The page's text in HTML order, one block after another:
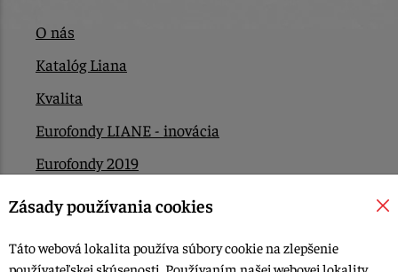
O nás
Katalóg Liana
Kvalita
Eurofondy LIANE - inovácia
Eurofondy 2019
Eurofondy 2022/2023
Kontakt
Zásady používania cookies
Táto webová lokalita používa súbory cookie na zlepšenie
používateľskej skúsenosti. Používaním našej webovej lokality